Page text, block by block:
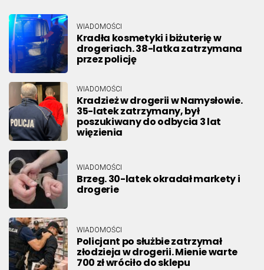
WIADOMOŚCI
Kradła kosmetyki i biżuterię w
drogeriach. 38-latka zatrzymana
przez policję
WIADOMOŚCI
Kradzież w drogerii w Namysłowie.
35-latek zatrzymany, był
poszukiwany do odbycia 3 lat
więzienia
WIADOMOŚCI
Brzeg. 30-latek okradał markety i
drogerie
WIADOMOŚCI
Policjant po służbie zatrzymał
złodzieja w drogerii. Mienie warte
700 zł wróciło do sklepu